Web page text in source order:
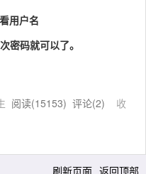
用户名
码就可以了。
阅读(15153) 评论(2) 收
刷新页面 返回顶部